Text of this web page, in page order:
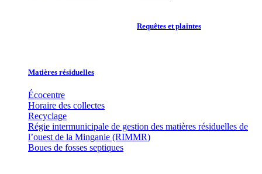
Requêtes et plaintes
Matières résiduelles
Écocentre
Horaire des collectes
Recyclage
Régie intermunicipale de gestion des matières résiduelles de
l’ouest de la Minganie (RIMMR)
Boues de fosses septiques